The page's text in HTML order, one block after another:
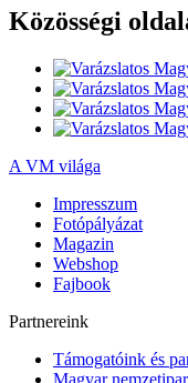
Közösségi
A VM világa
Impresszum
Fotópályázat
Magazin
Webshop
Fajbook
Partnereink
Támogatóink és